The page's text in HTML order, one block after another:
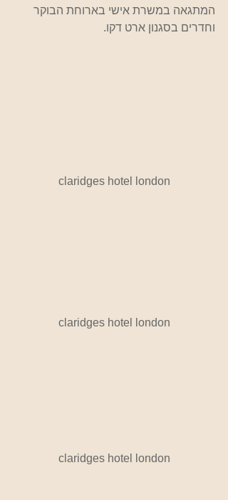
המתגאה במשרת אישי בארוחת הבוקר
וחדרים בסגנון ארט דקו.
claridges hotel london
claridges hotel london
claridges hotel london